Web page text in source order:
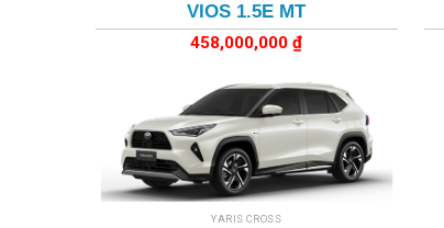
VIOS 1.5E MT
458,000,000₫
YARIS CROSS